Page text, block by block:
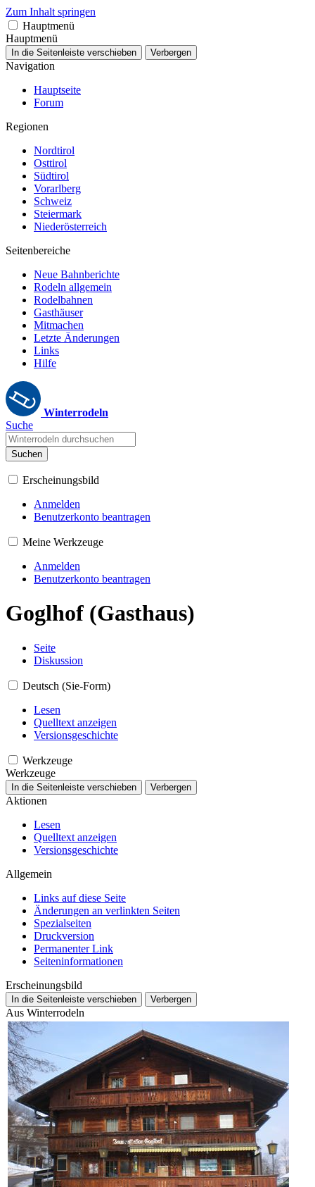
Zum Inhalt springen
Hauptmenü
Hauptmenü
In die Seitenleiste verschieben Verbergen
Navigation
Hauptseite
Forum
Regionen
Nordtirol
Osttirol
Südtirol
Vorarlberg
Schweiz
Steiermark
Niederösterreich
Seitenbereiche
Neue Bahnberichte
Rodeln allgemein
Rodelbahnen
Gasthäuser
Mitmachen
Letzte Änderungen
Links
Hilfe
Winterrodeln
Suche
Suchen
Erscheinungsbild
Anmelden
Benutzerkonto beantragen
Meine Werkzeuge
Anmelden
Benutzerkonto beantragen
Goglhof (Gasthaus)
Seite
Diskussion
Deutsch (Sie-Form)
Lesen
Quelltext anzeigen
Versionsgeschichte
Werkzeuge
Werkzeuge
In die Seitenleiste verschieben Verbergen
Aktionen
Lesen
Quelltext anzeigen
Versionsgeschichte
Allgemein
Links auf diese Seite
Änderungen an verlinkten Seiten
Spezialseiten
Druckversion
Permanenter Link
Seiten­­informationen
Erscheinungsbild
In die Seitenleiste verschieben Verbergen
Aus Winterrodeln